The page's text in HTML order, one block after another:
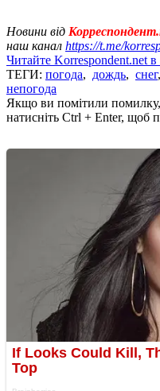
Новини від
наш канал https://t.me/
Читайте Korrespondent.net
ТЕГИ: погода, дождь, снег,
непогода
Якщо ви помітили помилку,
натисніть Ctrl + Enter, щоб